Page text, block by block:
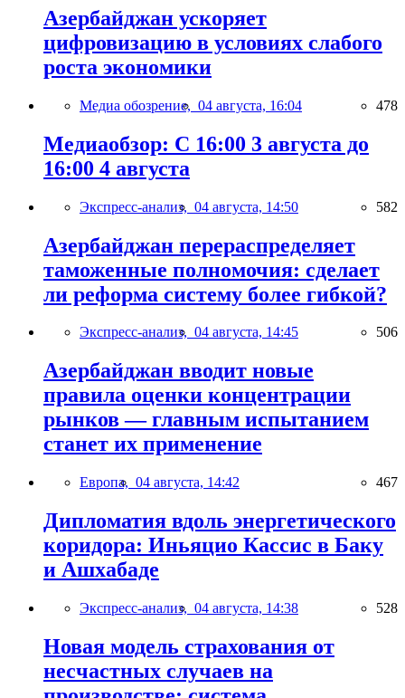
Азербайджан ускоряет
цифровизацию в условиях слабого
роста экономики
Медиа обозрение, 04 августа, 16:04 478
Медиаобзор: С 16:00 3 августа до
16:00 4 августа
Экспресс-анализ, 04 августа, 14:50 582
Азербайджан перераспределяет
таможенные полномочия: сделает
ли реформа систему более гибкой?
Экспресс-анализ, 04 августа, 14:45 506
Азербайджан вводит новые
правила оценки концентрации
рынков — главным испытанием
станет их применение
Европа, 04 августа, 14:42 467
Дипломатия вдоль энергетического
коридора: Иньяцио Кассис в Баку
и Ашхабаде
Экспресс-анализ, 04 августа, 14:38 528
Новая модель страхования от
несчастных случаев на